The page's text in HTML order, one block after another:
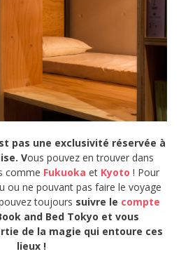
pas une exclusivité réservée à
Vous pouvez en trouver dans
comme Fukuoka et Kyoto ! Pour
ou ne pouvant pas faire le voyage
toujours suivre le compte
and Bed Tokyo et vous
de la magie qui entoure ces
lieux !